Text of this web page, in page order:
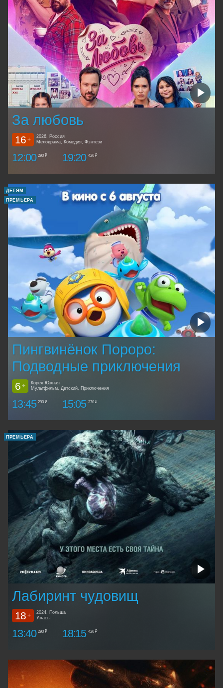
За любовь
16 +
2026, Россия
Мелодрама, Комедия, Фэнтези
12:00 290 ₽ 19:20 420 ₽
ДЕТЯМ
ПРЕМЬЕРА
Пингвинёнок Пороро:
Подводные приключения
6 +
Корея Южная
Мультфильм, Детский, Приключения
13:45 290 ₽ 15:05 370 ₽
ПРЕМЬЕРА
Лабиринт чудовищ
18 +
2024, Польша
Ужасы
13:40 290 ₽ 18:15 420 ₽